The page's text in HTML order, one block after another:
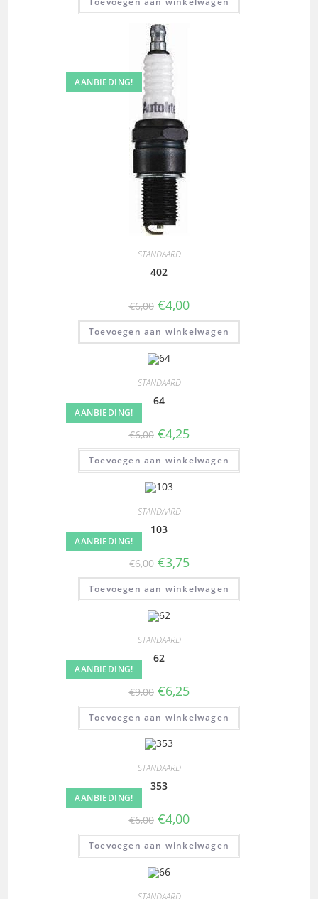
AANBIEDING!
STANDAARD
402
€6,00 €4,00
Toevoegen aan winkelwagen
AANBIEDING!
STANDAARD
64
€6,00 €4,25
Toevoegen aan winkelwagen
AANBIEDING!
STANDAARD
103
€6,00 €3,75
Toevoegen aan winkelwagen
AANBIEDING!
STANDAARD
62
€9,00 €6,25
Toevoegen aan winkelwagen
AANBIEDING!
STANDAARD
353
€6,00 €4,00
Toevoegen aan winkelwagen
STANDAARD